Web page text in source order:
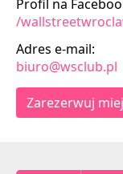
Profil na
/
Adres e-mail:
biuro@wsclub.pl
Zarezerwuj